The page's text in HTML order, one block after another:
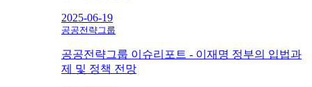
2025-06-19
공공전략그룹
공공전략그룹 이슈리포트 - 이재명 정부의 입법과
제 및 정책 전망